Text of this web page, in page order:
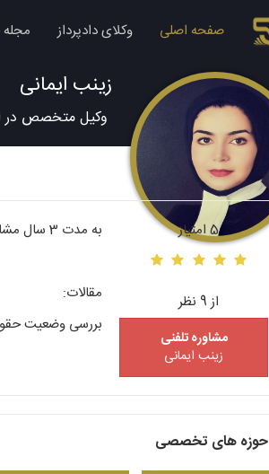
صفحه اصلی وکلای دادپرداز
زینب ایمانی
وکیل متخصص در
5 امتیاز
از 9 نظر
مشاوره تلفنی
زینب ایمانی
به مدت 3 سال مشاور حقوقی و وکالت در پرونده های متعدد خانواده و پرونده های حقوقی
مقالات:
بررسی وضعیت
حوزه های تخصصی